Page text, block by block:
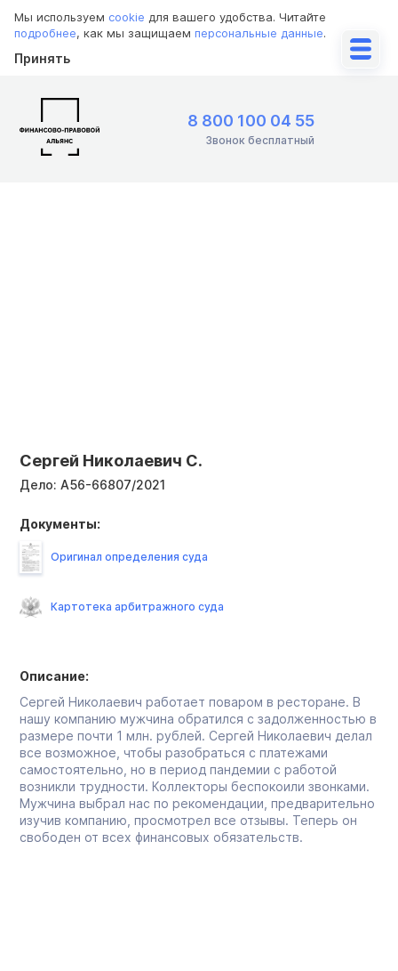
Мы используем cookie для вашего удобства. Читайте
подробнее, как мы защищаем персональные данные.
Принять
8 800 100 04 55
Звонок бесплатный
Сергей Николаевич С.
Дело: А56-66807/2021
Описание:
Сергей Николаевич работает поваром в ресторане. В
нашу компанию мужчина обратился с задолженностью в
размере почти 1 млн. рублей. Сергей Николаевич делал
все возможное, чтобы разобраться с платежами
самостоятельно, но в период пандемии с работой
возникли трудности. Коллекторы беспокоили звонками.
Мужчина выбрал нас по рекомендации, предварительно
изучив компанию, просмотрел все отзывы. Теперь он
свободен от всех финансовых обязательств.
Документы:
Оригинал определения суда
Картотека арбитражного суда